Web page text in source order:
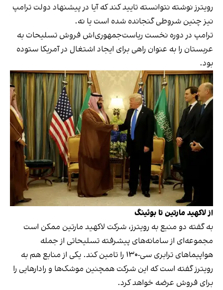
رویترز نوشته نتوانسته تایید کند که آیا در پیشنهاد دولت ترامپ
نیز چنین شروطی گنجانده شده است یا نه.
ترامپ در دوره نخست ریاست‌جمهوری‌اش فروش تسلیحات به
عربستان را به عنوان راهی برای ایجاد اشتغال در آمریکا ستوده
بود.
از لاکهید مارتین تا بوئینگ
به گفته دو منبع به رویترز، شرکت لاکهید مارتین ممکن است
مجموعه‌ای از سامانه‌های پیشرفته تسلیحاتی از جمله
هواپیماهای ترابری سی‌-۱۳۰ را تامین کند. یکی از منابع هم به
رویترز گفته است که این شرکت همچنین موشک‌ها و رادارهایی را
برای فروش عرضه خواهد کرد.